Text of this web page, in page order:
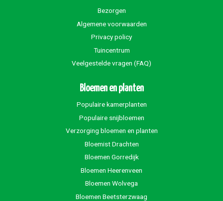
Bezorgen
Algemene voorwaarden
Privacy policy
Tuincentrum
Veelgestelde vragen (FAQ)
Bloemen en planten
Populaire kamerplanten
Populaire snijbloemen
Verzorging bloemen en planten
Bloemist Drachten
Bloemen Gorredijk
Bloemen Heerenveen
Bloemen Wolvega
Bloemen Beetsterzwaag